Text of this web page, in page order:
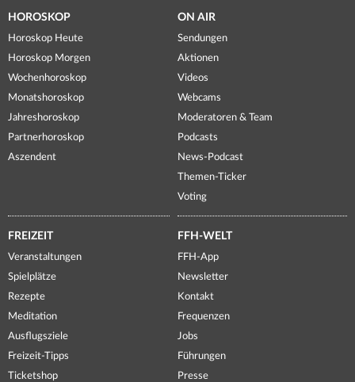
HOROSKOP
Horoskop Heute
Horoskop Morgen
Wochenhoroskop
Monatshoroskop
Jahreshoroskop
Partnerhoroskop
Aszendent
ON AIR
Sendungen
Aktionen
Videos
Webcams
Moderatoren & Team
Podcasts
News-Podcast
Themen-Ticker
Voting
FREIZEIT
Veranstaltungen
Spielplätze
Rezepte
Meditation
Ausflugsziele
Freizeit-Tipps
Ticketshop
FFH-WELT
FFH-App
Newsletter
Kontakt
Frequenzen
Jobs
Führungen
Presse